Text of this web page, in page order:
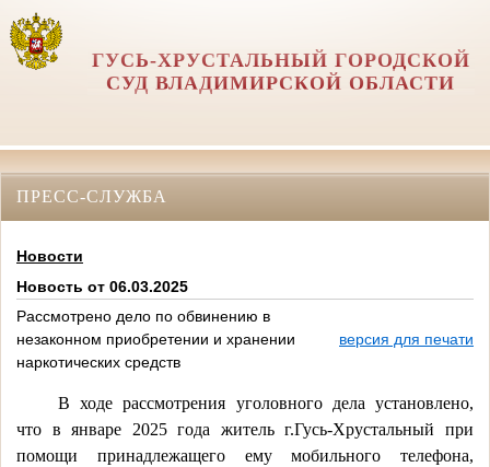
ГУСЬ-ХРУСТАЛЬНЫЙ ГОРОДСКОЙ
СУД ВЛАДИМИРСКОЙ ОБЛАСТИ
ПРЕСС-СЛУЖБА
Новости
Новость от 06.03.2025
Рассмотрено дело по обвинению в
незаконном приобретении и хранении
наркотических средств
версия для печати
В ходе рассмотрения уголовного дела установлено,
что в январе 2025 года житель г.Гусь-Хрустальный при
помощи принадлежащего ему мобильного телефона,